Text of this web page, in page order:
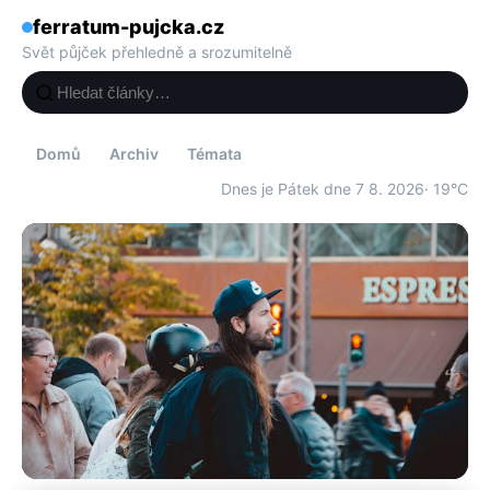
ferratum-pujcka.cz
Svět půjček přehledně a srozumitelně
Domů Archiv
Témata
Dnes je Pátek dne 7 8. 2026· 19°C